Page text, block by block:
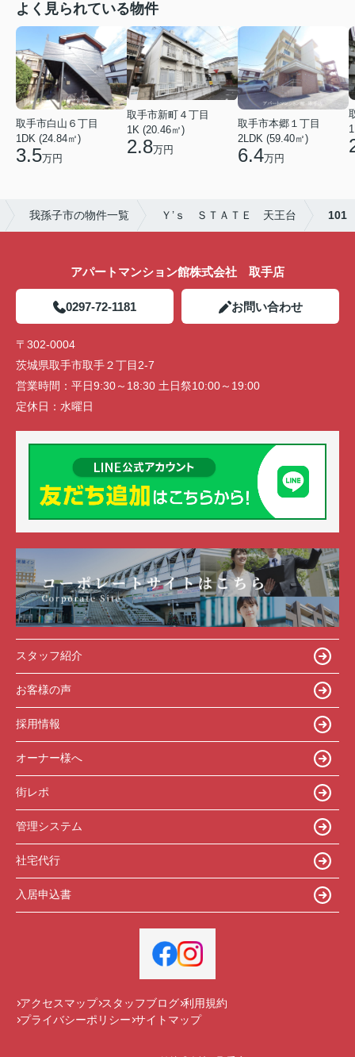
よく見られている物件
取手市白山６丁目
1DK (24.84㎡)
3.5万円
取手市新町４丁目
1K (20.46㎡)
2.8万円
取手市本郷１丁目
2LDK (59.40㎡)
6.4万円
我孫子市の物件一覧 Ｙ’ｓ ＳＴＡＴＥ 天王台 101
アパートマンション館株式会社 取手店
0297-72-1181 お問い合わせ
〒302-0004
茨城県取手市取手２丁目2-7
営業時間： 平日9:30～18:30 土日祭10:00～19:00
定休日： 水曜日
スタッフ紹介
お客様の声
採用情報
オーナー様へ
街レポ
管理システム
社宅代行
入居申込書
アクセスマップ スタッフブログ 利用規約
プライバシーポリシー サイトマップ